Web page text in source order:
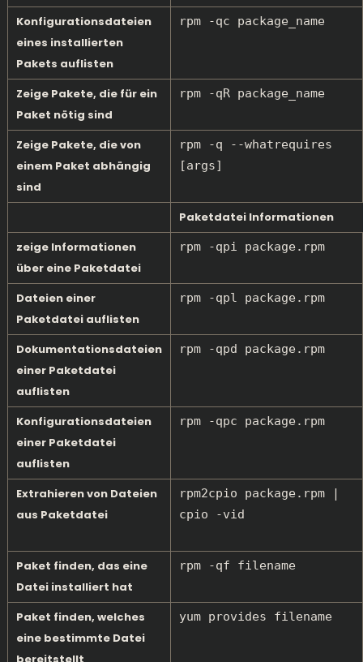
Konfigurationsdateien
eines installierten
Pakets auflisten
rpm -qc package_name
Zeige Pakete, die für ein
Paket nötig sind
rpm -qR package_name
Zeige Pakete, die von
einem Paket abhängig
sind
rpm -q --whatrequires
[args]
Paketdatei Informationen
zeige Informationen
über eine Paketdatei
rpm -qpi package.rpm
Dateien einer
Paketdatei auflisten
rpm -qpl package.rpm
Dokumentationsdateien
einer Paketdatei
auflisten
rpm -qpd package.rpm
Konfigurationsdateien
einer Paketdatei
auflisten
rpm -qpc package.rpm
Extrahieren von Dateien
aus Paketdatei
rpm2cpio package.rpm |
cpio -vid
Paket finden, das eine
Datei installiert hat
rpm -qf filename
Paket finden, welches
eine bestimmte Datei
yum provides filename